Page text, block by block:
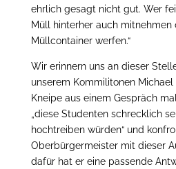
ehrlich gesagt nicht gut. Wer
Müll hinterher auch
Müllcontainer werfen.“
Wir erinnern uns an dieser
unserem Kommilitonen
Kneipe aus einem Gespräch
„diese Studenten schrecklich
hochtreiben würden“ und
Oberbürgermeister mit dieser
dafür hat er eine passende